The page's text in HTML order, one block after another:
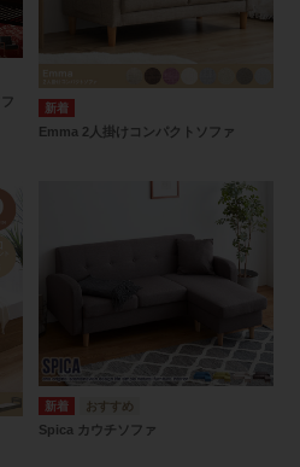
Emma 2人掛けコンパクトソファ
Spica カウチソファ